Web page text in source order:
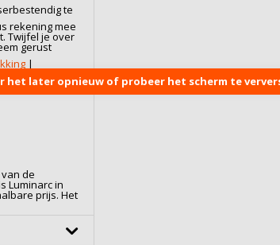
te
rekening mee
Twijfel je over
gerust
|
de
Luminarc in
prijs. Het
het later opnieuw of probeer het scherm te